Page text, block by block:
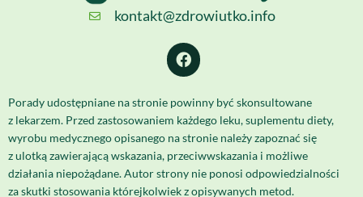
kontakt@zdrowiutko.info
Porady udostępniane na stronie powinny być skonsultowane
z lekarzem. Przed zastosowaniem każdego leku, suplementu diety,
wyrobu medycznego opisanego na stronie należy zapoznać się
z ulotką zawierającą wskazania, przeciwwskazania i możliwe
działania niepożądane. Autor strony nie ponosi odpowiedzialności
za skutki stosowania którejkolwiek z opisywanych metod.